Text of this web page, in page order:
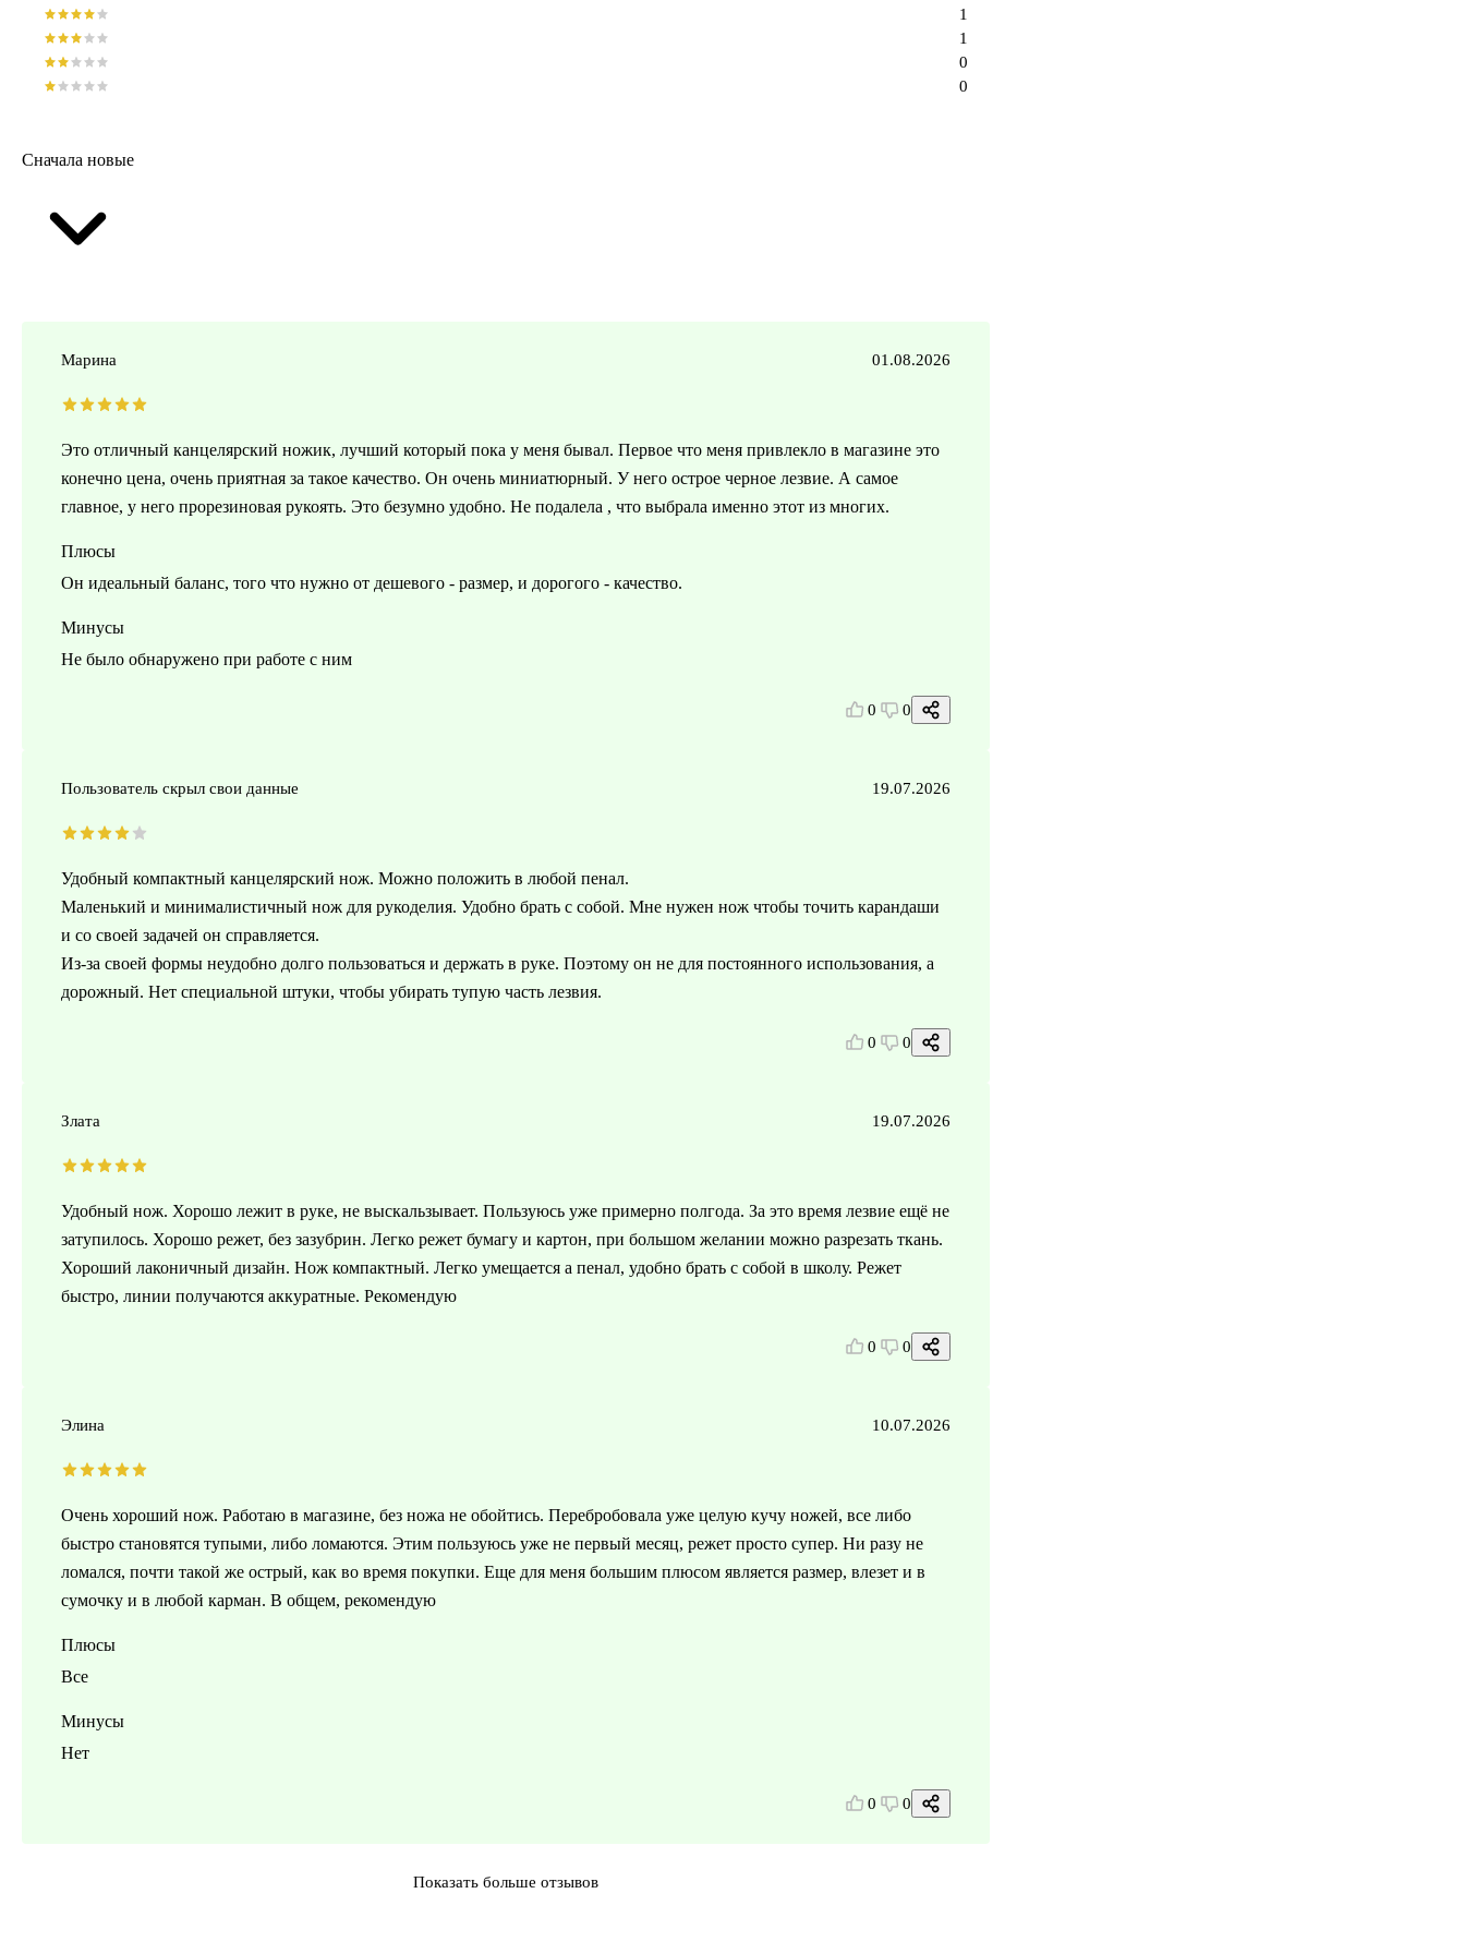
0
0
1
1
Сначала новые
Марина 01.08.2026
Это отличный канцелярский ножик, лучший который пока у меня бывал. Первое что меня привлекло в магазине это
конечно цена, очень приятная за такое качество. Он очень миниатюрный. У него острое черное лезвие. А самое
главное, у него прорезиновая рукоять. Это безумно удобно. Не подалела , что выбрала именно этот из многих.
Плюсы
Он идеальный баланс, того что нужно от дешевого - размер, и дорогого - качество.
Минусы
Не было обнаружено при работе с ним
0 0
Пользователь скрыл свои данные 19.07.2026
Удобный компактный канцелярский нож. Можно положить в любой пенал.
Маленький и минималистичный нож для рукоделия. Удобно брать с собой. Мне нужен нож чтобы точить карандаши
и со своей задачей он справляется.
Из-за своей формы неудобно долго пользоваться и держать в руке. Поэтому он не для постоянного использования, а
дорожный. Нет специальной штуки, чтобы убирать тупую часть лезвия.
0 0
Злата 19.07.2026
Удобный нож. Хорошо лежит в руке, не выскальзывает. Пользуюсь уже примерно полгода. За это время лезвие ещё не
затупилось. Хорошо режет, без зазубрин. Легко режет бумагу и картон, при большом желании можно разрезать ткань.
Хороший лаконичный дизайн. Нож компактный. Легко умещается а пенал, удобно брать с собой в школу. Режет
быстро, линии получаются аккуратные. Рекомендую
0 0
Элина 10.07.2026
Очень хороший нож. Работаю в магазине, без ножа не обойтись. Перебробовала уже целую кучу ножей, все либо
быстро становятся тупыми, либо ломаются. Этим пользуюсь уже не первый месяц, режет просто супер. Ни разу не
ломался, почти такой же острый, как во время покупки. Еще для меня большим плюсом является размер, влезет и в
сумочку и в любой карман. В общем, рекомендую
Плюсы
Все
Минусы
Нет
0 0
Показать больше отзывов